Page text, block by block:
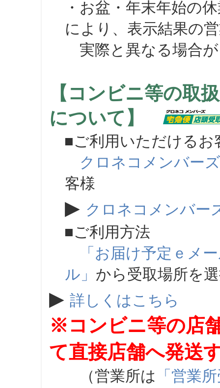
・お盆・年末年始の
により、表示結果の
実際と異なる場合が
【コンビニ等の取
について】
■ご利用いただけるお
クロネコメンバーズ
客様
▶ クロネコメンバー
■ご利用方法
「お届け予定ｅメ
ル」 から受取場所を
▶ 詳しくはこちら
※コンビニ等の店
て直接店舗へ発送
（営業所は 「営業